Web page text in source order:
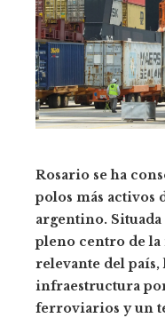
Rosario se ha
polos más
argentino.
pleno centro de
relevante del
infraestructura
ferroviarios y un